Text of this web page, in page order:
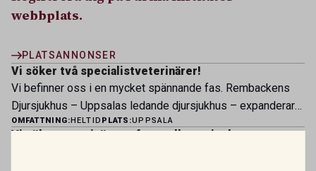
webbplats.
PLATSANNONSER
Vi söker två specialistveterinärer!
Vi befinner oss i en mycket spännande fas. Rembackens
Djursjukhus – Uppsalas ledande djursjukhus – expanderar
nu sin specialistverksamhet och söker legitimerade
OMFATTNING: HELTID PLATS:UPPSALA
Vi söker veterinär – erfaren eller ny i yrket